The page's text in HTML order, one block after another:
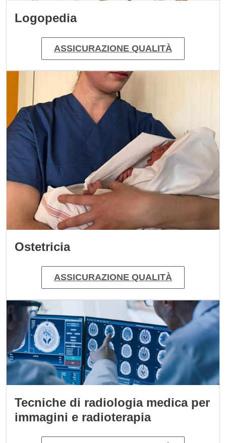
Logopedia
ASSICURAZIONE QUALITÀ
Immagine
Ostetricia
ASSICURAZIONE QUALITÀ
Immagine
Tecniche di radiologia medica per
immagini e radioterapia